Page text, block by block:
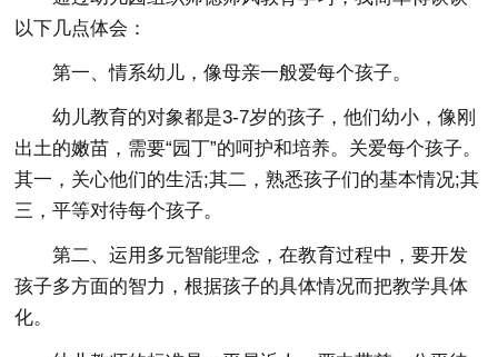
以下几点体会：
第一、情系幼儿，像母亲一般爱每个孩子。
幼儿教育的对象都是3-7岁的孩子，他们幼小，像刚
出土的嫩苗，需要“园丁”的呵护和培养。关爱每个孩子。
其一，关心他们的生活;其二，熟悉孩子们的基本情况;其
三，平等对待每个孩子。
第二、运用多元智能理念，在教育过程中，要开发
孩子多方面的智力，根据孩子的具体情况而把教学具体
化。